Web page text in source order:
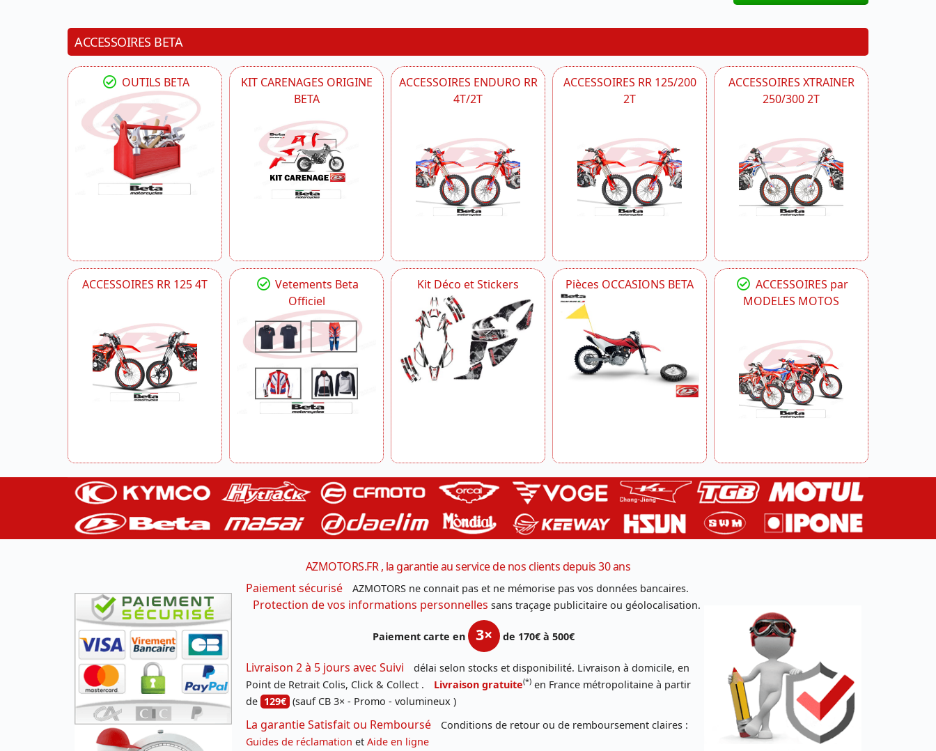
ACCESSOIRES BETA
OUTILS BETA
KIT CARENAGES ORIGINE
BETA
ACCESSOIRES ENDURO RR
4T/2T
ACCESSOIRES RR 125/200
2T
ACCESSOIRES XTRAINER
250/300 2T
ACCESSOIRES RR 125 4T
Vetements Beta
Officiel
Kit Déco et Stickers Pièces OCCASIONS BETA
ACCESSOIRES par
MODELES MOTOS
AZMOTORS.FR , la garantie au service de nos clients depuis 30 ans
Paiement sécurisé
AZMOTORS ne connait pas et ne mémorise pas vos données bancaires.
Protection de vos informations personnelles sans traçage publicitaire ou géolocalisation.
Paiement carte en 3× de 170€ à 500€
Livraison 2 à 5 jours avec Suivi
délai selon stocks et disponibilité. Livraison à domicile, en
Point de Retrait Colis, Click & Collect .
Livraison gratuite(*) en France métropolitaine à partir
de 129€ (sauf CB 3× - Promo - volumineux )
La garantie Satisfait ou Remboursé
Conditions de retour ou de remboursement claires :
Guides de réclamation et Aide en ligne